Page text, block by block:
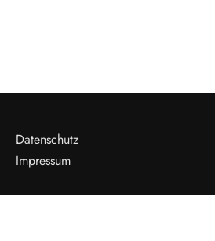
Datenschutz
Impressum